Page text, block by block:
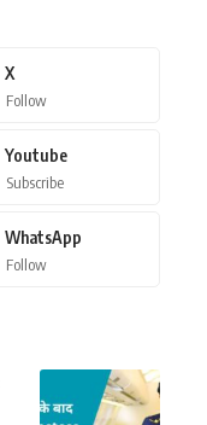
X
Follow
Youtube
Subscribe
WhatsApp
Follow